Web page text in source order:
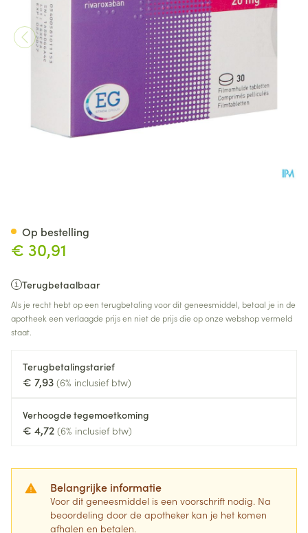
€ 30,91
Terugbetaalbaar
Als je recht hebt op een terugbetaling voor dit geneesmiddel, betaal je in de
apotheek een verlaagde prijs en niet de prijs die op onze webshop vermeld
staat.
Terugbetalingstarief
€ 7,93 (6% inclusief btw)
Verhoogde tegemoetkoming
€ 4,72 (6% inclusief btw)
Belangrijke informatie
Voor dit geneesmiddel is een voorschrift nodig. Na
beoordeling door de apotheker kan je het komen
afhalen en betalen.
Op bestelling